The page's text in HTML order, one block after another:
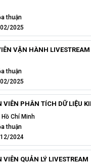
thuận
2025
VẬN HÀNH LIVESTREAM
thuận
2025
VIÊN PHÂN TÍCH DỮ LIỆU
Hồ Chí Minh
thuận
2024
VIÊN QUẢN LÝ LIVESTREAM